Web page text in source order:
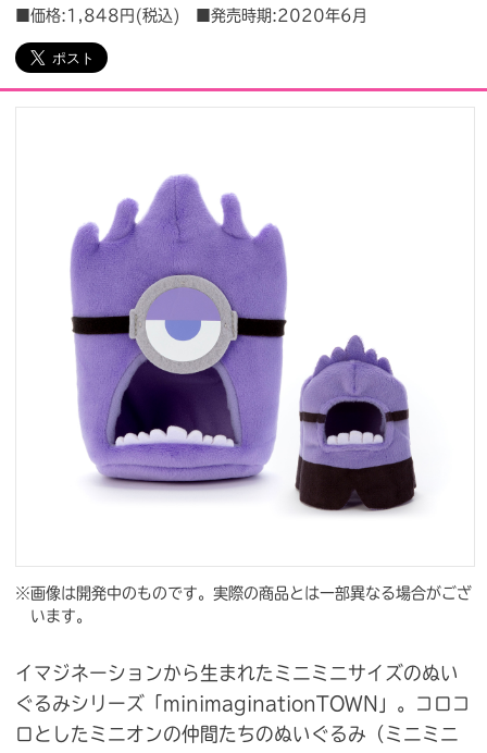
閉じる
■価格:1,848円(税込) ■発売時期:2020年6月
※画像は開発中のものです。実際の商品とは一部異なる場合がござ
います。
イマジネーションから生まれたミニミニサイズのぬい
ぐるみシリーズ「minimaginationTOWN」。コロコ
ロとしたミニオンの仲間たちのぬいぐるみ（ミニミニ